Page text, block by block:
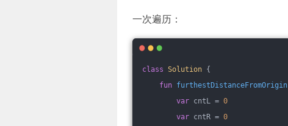
一次遍历：
class Solution {
fun furthestDistanceFromOrigin
var cntL = 0
var cntR = 0